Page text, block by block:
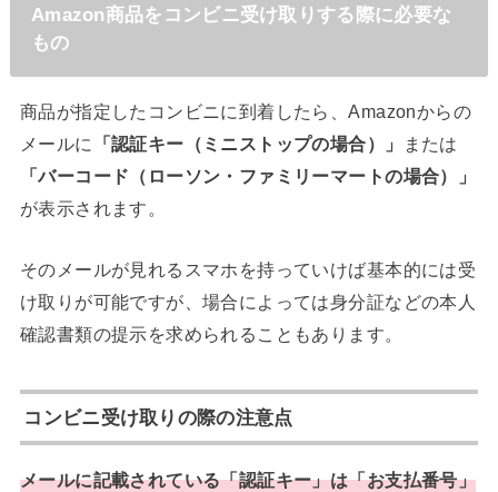
Amazon商品をコンビニ受け取りする際に必要な
もの
商品が指定したコンビニに到着したら、Amazonからの
メールに
「認証キー（ミニストップの場合）」
または
「バーコード（ローソン・ファミリーマートの場合）」
が表示されます。
そのメールが見れるスマホを持っていけば基本的には受
け取りが可能ですが、場合によっては身分証などの本人
確認書類の提示を求められることもあります。
コンビニ受け取りの際の注意点
メールに記載されている「認証キー」は「お支払番号」